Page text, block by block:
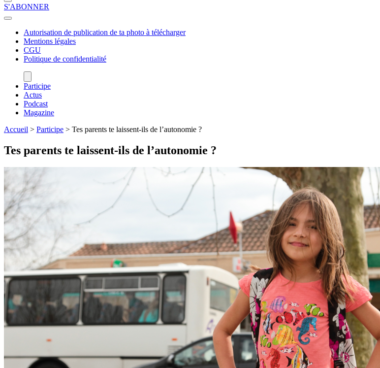
S'ABONNER
Autorisation de publication de ta photo à télécharger
Mentions légales
CGU
Politique de confidentialité
Participe
Actus
Podcast
Magazine
Accueil > Participe > Tes parents te laissent-ils de l’autonomie ?
Tes parents te laissent-ils de l’autonomie ?